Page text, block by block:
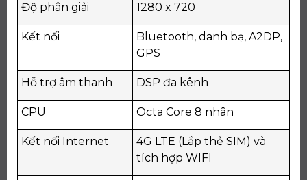
Độ phân giải 1280 x 720
Kết nối
Bluetooth, danh bạ, A2DP,
GPS
Hỗ trợ âm thanh DSP đa kênh
CPU Octa Core 8 nhân
Kết nối Internet
4G LTE (Lắp thẻ SIM) và
tích hợp WIFI